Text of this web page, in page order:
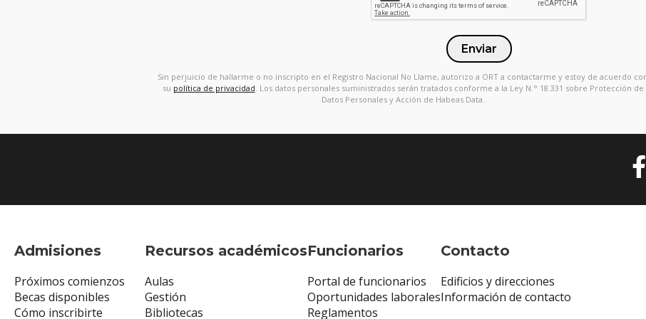
Enviar
Sin perjuicio de hallarme o no inscripto en el Registro Nacional No Llame, autorizo a ORT a contactarme y estoy de acuerdo
su política de privacidad. Los datos personales suministrados serán tratados conforme a la Ley N.° 18.331 sobre Protección de
Datos Personales y Acción de Habeas Data.
Admisiones
Próximos comienzos
Becas disponibles
Cómo inscribirte
Recursos académicos
Aulas
Gestión
Bibliotecas
Funcionarios
Portal de funcionarios
Oportunidades laborales
Reglamentos
Contacto
Edificios y direcciones
Información de contacto